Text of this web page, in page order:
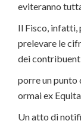
eviteranno
Il Fisco, infatti,
prelevare le
dei
porre un punto
ormai ex
Un atto di